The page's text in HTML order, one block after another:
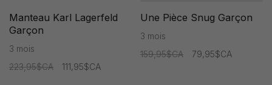
Manteau Karl Lagerfeld
Garçon
3 mois
223,95$CA
111,95$CA
Une Pièce Snug Garçon
3 mois
159,95$CA
79,95$CA